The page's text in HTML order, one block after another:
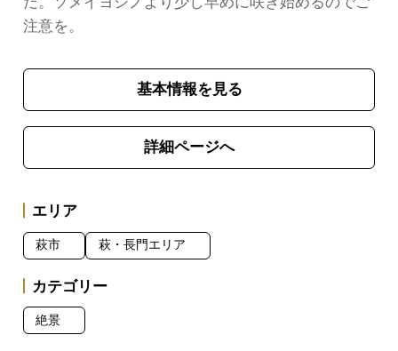
注意を。
基本情報を見る
詳細ページへ
エリア
萩市 萩・長門エリア
カテゴリー
絶景